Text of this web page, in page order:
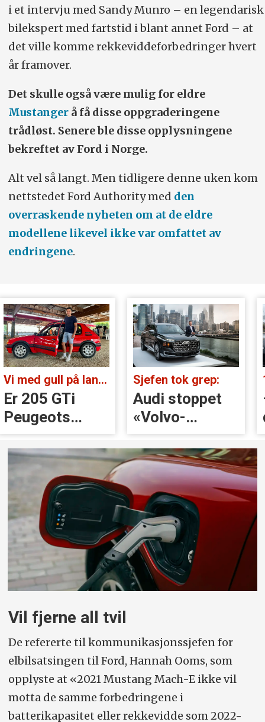
i et intervju med Sandy Munro – en legendarisk
bilekspert med fartstid i blant annet Ford – at
det ville komme rekkeviddeforbedringer hvert
år framover.
Det skulle også være mulig for eldre
Mustangerå få disse oppgraderingene
trådløst. Senere ble disse opplysningene
bekreftet av Ford i Norge.
Alt vel så langt. Men tidligere denne uken kom
nettstedet Ford Authority med den
overraskende nyheten om at de eldre
modellene likevel ikke var omfattet av
endringene.
Vi med gull på landsbygda:
Er 205 GTi
Peugeots
beste
øyeblikk?
Sjefen tok grep:
Audi stoppet
«Volvo-
håndtak» rett
før lansering
Vil fjerne all tvil
De refererte til kommunikasjonssjefen for
elbilsatsingen til Ford, Hannah Ooms, som
opplyste at «2021 Mustang Mach-E ikke vil
motta de samme forbedringene i
batterikapasitet eller rekkevidde som 2022-